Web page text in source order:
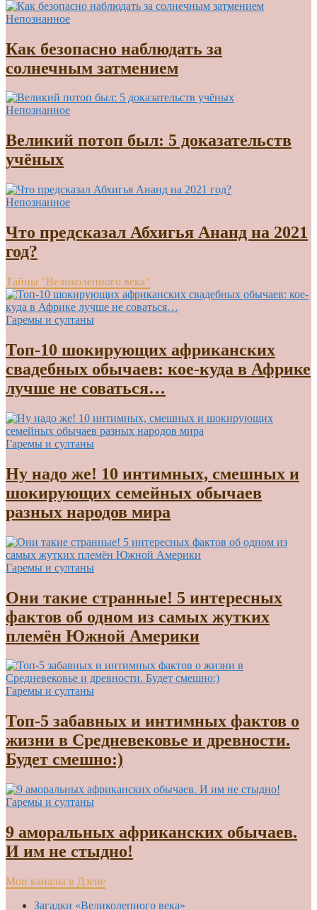
Непознанное
Как безопасно наблюдать за
солнечным затмением
Непознанное
Великий потоп был: 5 доказательств
учёных
Непознанное
Что предсказал Абхигья Ананд на 2021
год?
Тайны "Великолепного века"
Гаремы и султаны
Топ-10 шокирующих африканских
свадебных обычаев: кое-куда в Африке
лучше не соваться…
Гаремы и султаны
Ну надо же! 10 интимных, смешных и
шокирующих семейных обычаев
разных народов мира
Гаремы и султаны
Они такие странные! 5 интересных
фактов об одном из самых жутких
племён Южной Америки
Гаремы и султаны
Топ-5 забавных и интимных фактов о
жизни в Средневековье и древности.
Будет смешно:)
Гаремы и султаны
9 аморальных африканских обычаев.
И им не стыдно!
Мои каналы в Дзене
Загадки «Великолепного века»